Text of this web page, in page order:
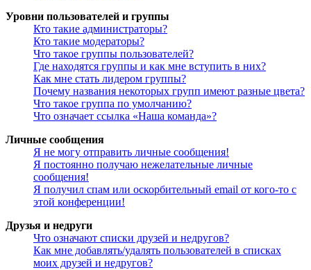
Уровни пользователей и группы
Кто такие администраторы?
Кто такие модераторы?
Что такое группы пользователей?
Где находятся группы и как мне вступить в них?
Как мне стать лидером группы?
Почему названия некоторых групп имеют разные цвета?
Что такое группа по умолчанию?
Что означает ссылка «Наша команда»?
Личные сообщения
Я не могу отправить личные сообщения!
Я постоянно получаю нежелательные личные
сообщения!
Я получил спам или оскорбительный email от кого-то с
этой конференции!
Друзья и недруги
Что означают списки друзей и недругов?
Как мне добавлять/удалять пользователей в списках
моих друзей и недругов?